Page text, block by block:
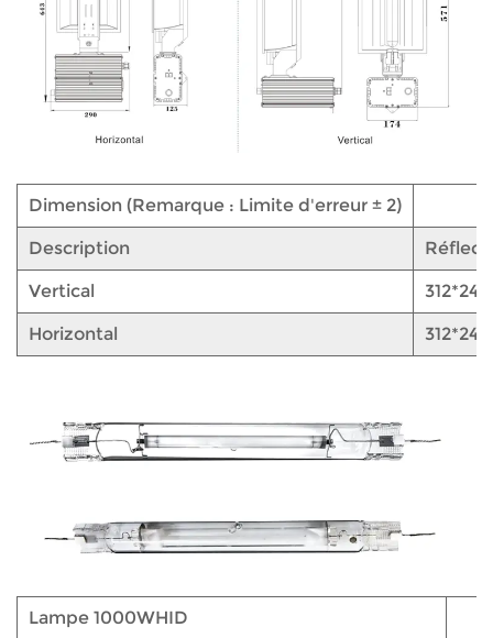
Dimension (Remarque : Limite d'erreur ± 2)
Description
Vertical
Horizontal
Lampe 1000WHID